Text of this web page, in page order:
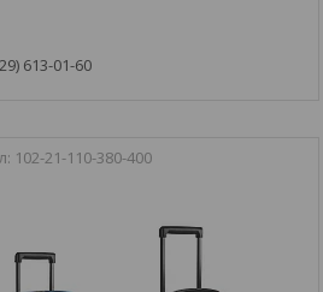
613-01-60
102-21-110-380-400